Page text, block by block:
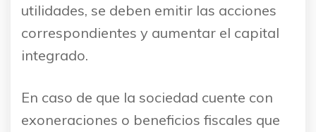
utilidades, se deben emitir las acciones
correspondientes y aumentar el capital
integrado.
En caso de que la sociedad cuente con
exoneraciones o beneficios fiscales que